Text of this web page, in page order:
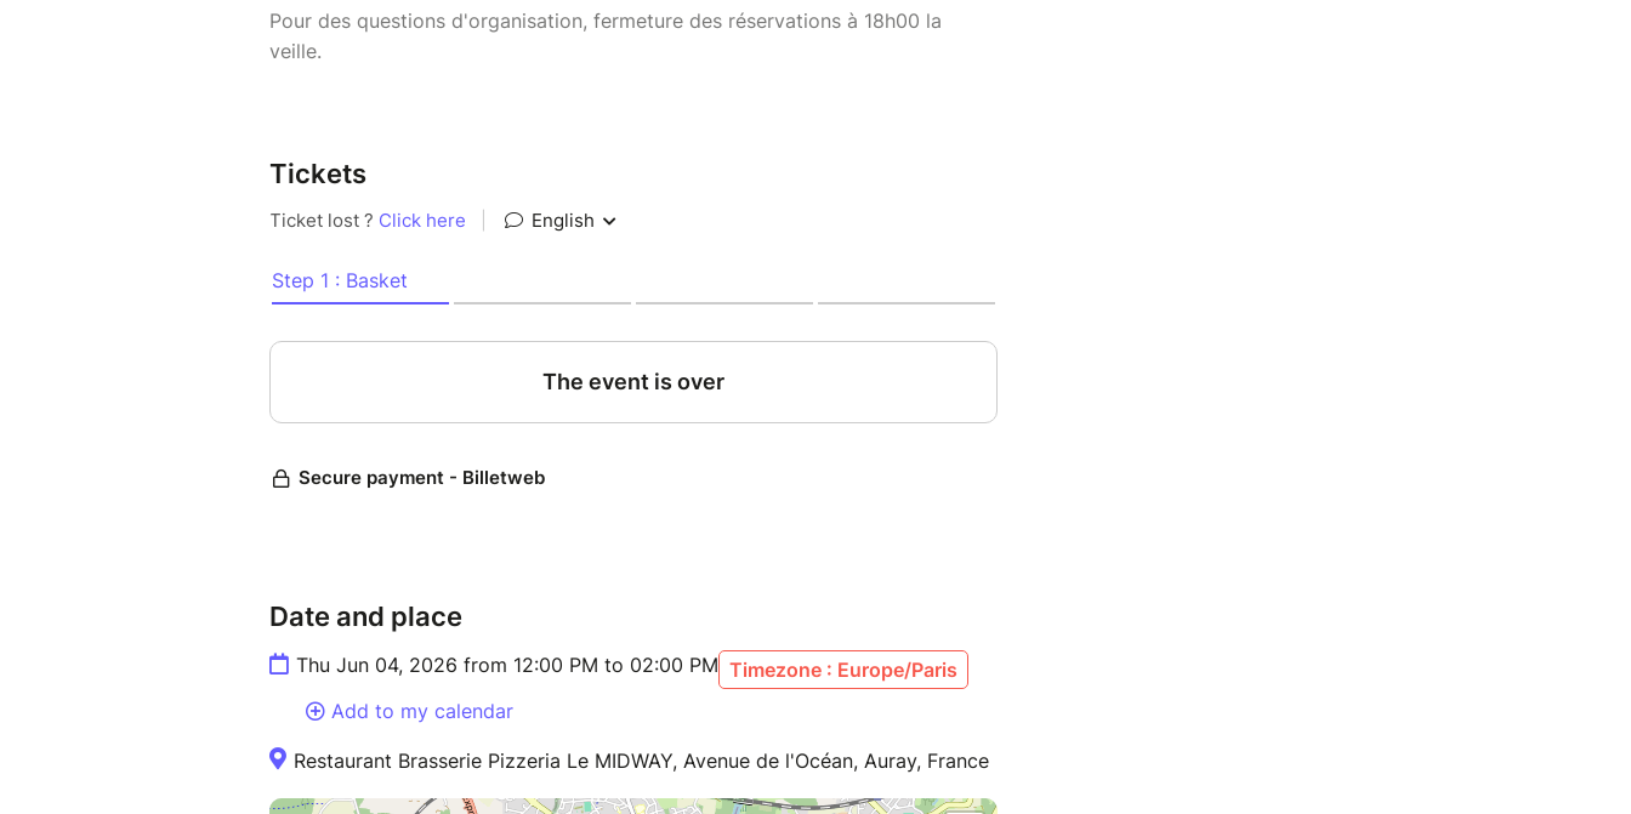
Pour des questions d'organisation, fermeture des réservations à 18h00 la
veille.
Tickets
Date and place
Thu Jun 04, 2026 from 12:00 PM to 02:00 PM Timezone : Europe/Paris
Add to my calendar
Restaurant Brasserie Pizzeria Le MIDWAY, Avenue de l'Océan, Auray, France